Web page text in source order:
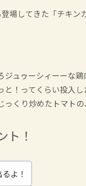
場してきた「チキン
ジュゥーシィーーな鶏
と！ってくらい投入
っくり炒めたトマト
ト！
よ！